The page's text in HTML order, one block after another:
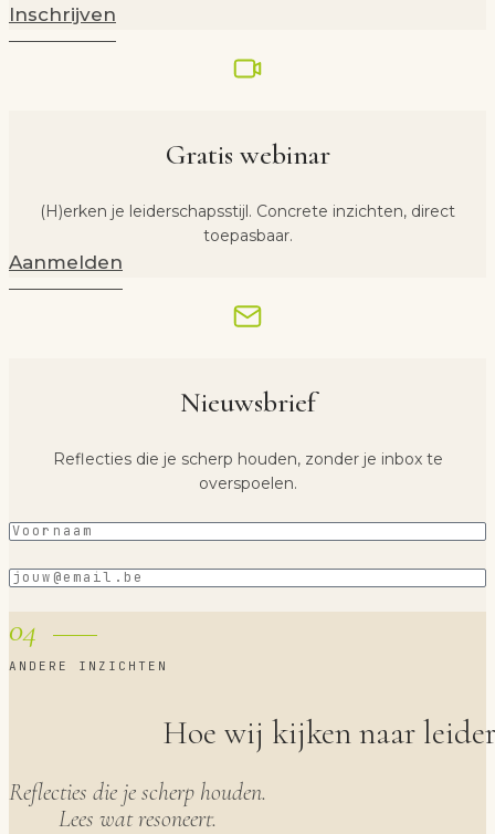
Inschrijven
Gratis webinar
(H)erken je leiderschapsstijl. Concrete inzichten, direct
toepasbaar.
Aanmelden
Nieuwsbrief
Reflecties die je scherp houden, zonder je inbox te
overspoelen.
Voornaam(Vereist)
E-
04
ANDERE INZICHTEN
Hoe wij kijken naar
Reflecties die je scherp houden.
Lees wat resoneert.